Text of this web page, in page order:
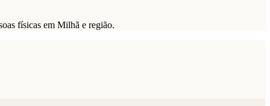
físicas em Milhã e região.